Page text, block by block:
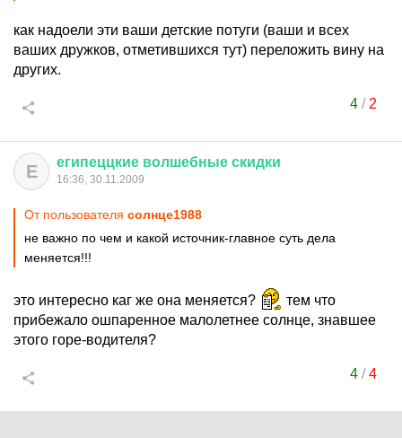
как надоели эти ваши детские потуги (ваши и всех
ваших дружков, отметившихся тут) переложить вину на
других.
4/ 2
Е египеццкие волшебные скидки
16:36, 30.11.2009
От пользователя солнце1988
не важно по чем и какой источник-главное суть дела
меняется!!!
это интересно каг же она меняется?
тем что
прибежало ошпаренное малолетнее солнце, знавшее
этого горе-водителя?
4/4